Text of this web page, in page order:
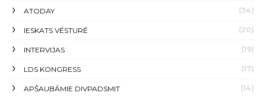
ATODAY (34)
IESKATS VĒSTURĒ (20)
INTERVIJAS (19)
LDS KONGRESS (17)
APŠAUBĀMIE DIVPADSMIT (14)